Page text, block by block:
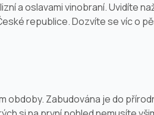
a oslavami vinobraní. Uvidíte
republice. Dozvíte se víc o
obdoby. Zabudována je do